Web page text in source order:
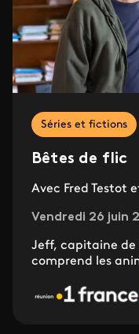
Séries et fictions
Bêtes de flic
Avec Fred Testot
Vendredi 26 juin
Jeff, capitaine de
comprend les